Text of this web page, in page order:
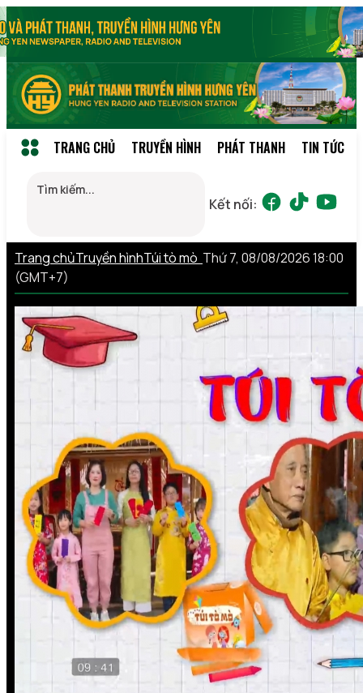
TRANG CHỦ TRUYỀN HÌNH PHÁT THANH TIN TỨC
Kết nối:
Trang chủTruyền hìnhTúi tò mò Thứ 7, 08/08/2026 18:00
(GMT+7)